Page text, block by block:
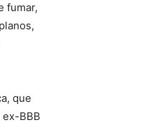
fumar,
que
BBB